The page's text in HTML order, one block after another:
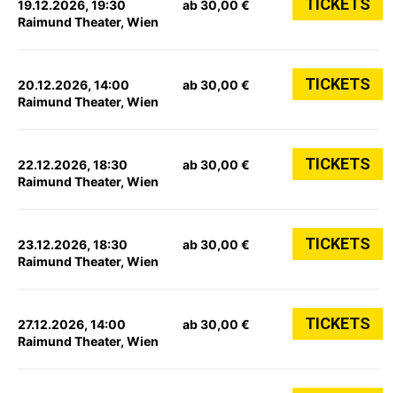
19.12.2026, 19:30
Raimund Theater, Wien
ab 30,00 € TICKETS
20.12.2026, 14:00
Raimund Theater, Wien
ab 30,00 € TICKETS
22.12.2026, 18:30
Raimund Theater, Wien
ab 30,00 € TICKETS
23.12.2026, 18:30
Raimund Theater, Wien
ab 30,00 € TICKETS
27.12.2026, 14:00
Raimund Theater, Wien
ab 30,00 € TICKETS